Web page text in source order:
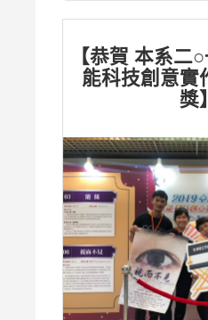
【恭賀 本系二
能科技創意實
獎】